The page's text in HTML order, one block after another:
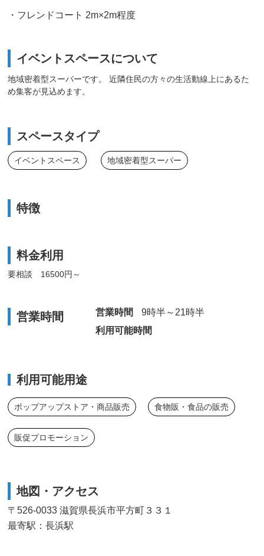
・フレンドコート 2m×2m程度
イベントスペースについて
地域密着型スーパーです。 近隣住民の方々の生活動線上にあるた
め集客が見込めます。
スペースタイプ
イベントスペース 地域密着型スーパー
特徴
料金利用
要相談 16500円～
営業時間 営業時間
9時半～21時半
利用可能時間
利用可能用途
ポップアップストア・商品販売 食物販・食品の販売
販促プロモーション
地図・アクセス
〒526-0033 滋賀県長浜市平方町３３１
最寄駅：長浜駅